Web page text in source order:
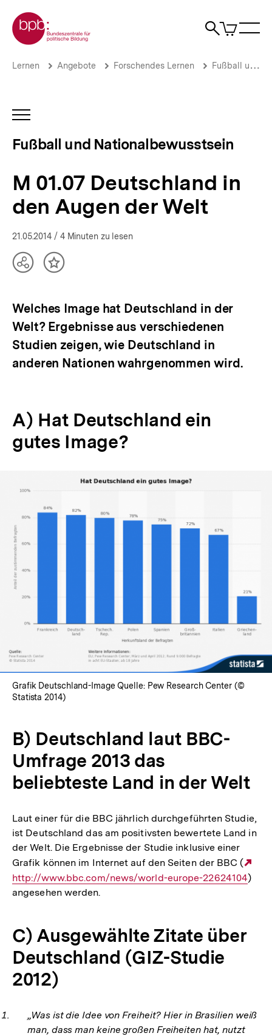
zum
Seiteninhalt
springen
Zur Startseite der bpb
Suche
Artikel
im
den
Augen
Welt
und
Nationalbewusstsein
Brotkrümelnavigation
Pfadnavigation
Lernen Angebote Forschendes Lernen Fußball und Nationalbewusstsein
INHALTSNAVIGATION
Fußball und Nationalbewusstsein
M 01.07 Deutschland in
den Augen der Welt
21.05.2014 / 4 Minuten zu lesen
TeilenInhalt
Welches Image hat Deutschland in der
Welt? Ergebnisse aus verschiedenen
Studien zeigen, wie Deutschland in
anderen Nationen wahrgenommen wird.
A) Hat Deutschland ein
gutes Image?
Grafik Deutschland-Image Quelle: Pew Research Center (©
Statista 2014)
B) Deutschland laut BBC-
Umfrage 2013 das
beliebteste Land in der Welt
Laut einer für die BBC jährlich durchgeführten Studie,
ist Deutschland das am positivsten bewertete Land in
der Welt. Die Ergebnisse der Studie inklusive einer
Grafik können im Internet auf den Seiten der BBC (
http://www.bbc.com/news/world-europe-22624104)
angesehen werden.
C) Ausgewählte Zitate über
Deutschland (GIZ-Studie
2012)
„Was ist die Idee von Freiheit? Hier in Brasilien weiß
man, dass man keine großen Freiheiten hat, nutzt